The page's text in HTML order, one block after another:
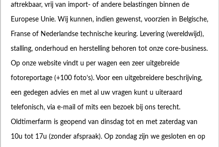
aftrekbaar, vrij van import- of andere belastingen binnen de
Europese Unie. Wij kunnen, indien gewenst, voorzien in Belgische,
Franse of Nederlandse technische keuring. Levering (wereldwijd),
stalling, onderhoud en herstelling behoren tot onze core-business.
Op onze website vindt u per wagen een zeer uitgebreide
fotoreportage (+100 foto’s). Voor een uitgebreidere beschrijving,
een gedegen advies en met al uw vragen kunt u uiteraard
telefonisch, via e-mail of mits een bezoek bij ons terecht.
Oldtimerfarm is geopend van dinsdag tot en met zaterdag van
10u tot 17u (zonder afspraak). Op zondag zijn we gesloten en op